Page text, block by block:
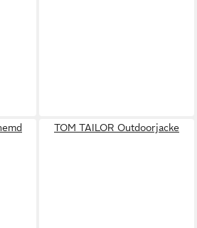
TOM TAILOR Outdoorjacke